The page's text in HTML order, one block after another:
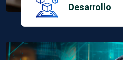
Desarrollo